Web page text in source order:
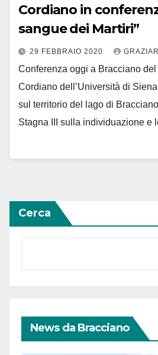
Cordiano in
sangue dei Martiri”
29 FEBBRAIO 2020
Conferenza oggi a Bracciano
Cordiano dell’Università di
sul territorio del lago di
Stagna III sulla individuazione e
Cerca
News da Bracciano